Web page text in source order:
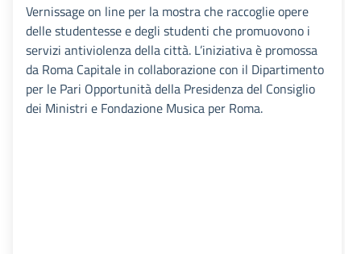
Vernissage on line per la mostra che raccoglie opere
delle studentesse e degli studenti che promuovono i
servizi antiviolenza della città. L’iniziativa è promossa
da Roma Capitale in collaborazione con il Dipartimento
per le Pari Opportunità della Presidenza del Consiglio
dei Ministri e Fondazione Musica per Roma.